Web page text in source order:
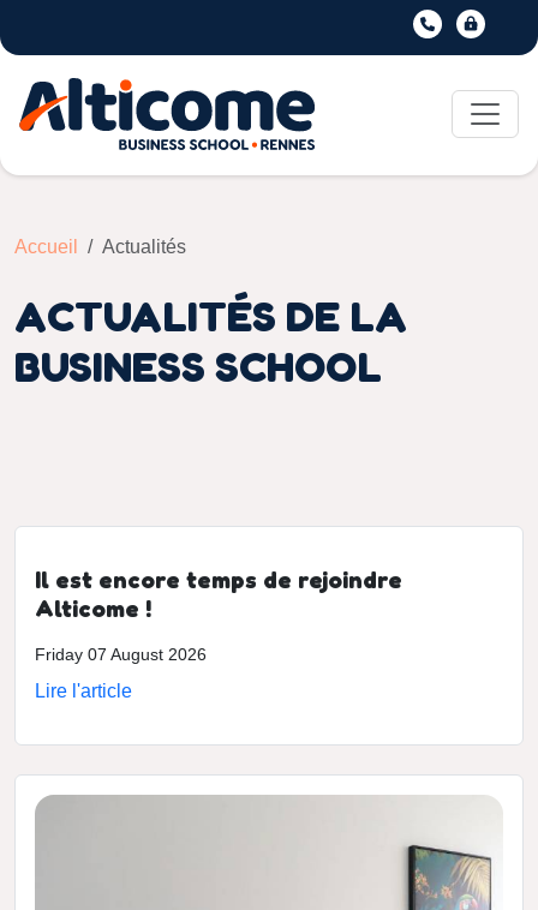
Accueil Actualités
ACTUALITÉS DE LA
BUSINESS SCHOOL
Il est encore temps de rejoindre
Alticome !
Friday 07 August 2026
Lire l'article